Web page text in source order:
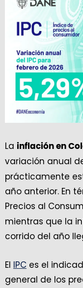
La inflación en
variación anual
prácticamente
año anterior. En
Precios al
mientras que la
corrido del año
El IPC es el
general de los